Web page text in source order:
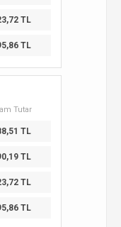
TL
TL
Tutar
TL
TL
TL
TL